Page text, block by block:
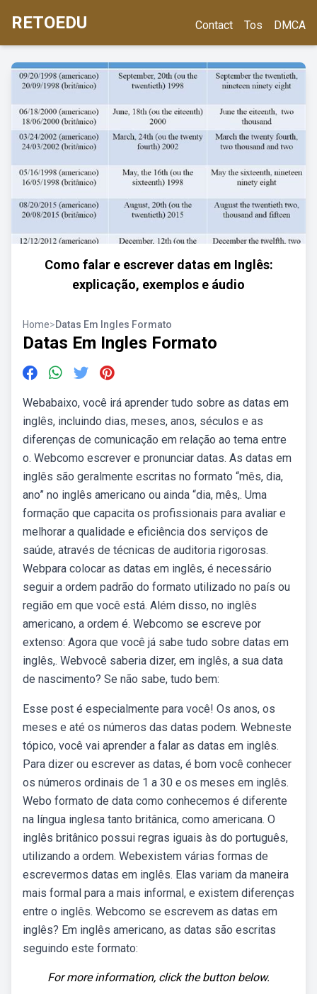
RETOEDU Contact Tos DMCA
Como falar e escrever datas em Inglês:
explicação, exemplos e áudio
Home>Datas Em Ingles Formato
Datas Em Ingles Formato
Webabaixo, você irá aprender tudo sobre as datas em
inglês, incluindo dias, meses, anos, séculos e as
diferenças de comunicação em relação ao tema entre
o. Webcomo escrever e pronunciar datas. As datas em
inglês são geralmente escritas no formato “mês, dia,
ano” no inglês americano ou ainda “dia, mês,. Uma
formação que capacita os profissionais para avaliar e
melhorar a qualidade e eficiência dos serviços de
saúde, através de técnicas de auditoria rigorosas.
Webpara colocar as datas em inglês, é necessário
seguir a ordem padrão do formato utilizado no país ou
região em que você está. Além disso, no inglês
americano, a ordem é. Webcomo se escreve por
extenso: Agora que você já sabe tudo sobre datas em
inglês,. Webvocê saberia dizer, em inglês, a sua data
de nascimento? Se não sabe, tudo bem:
Esse post é especialmente para você! Os anos, os
meses e até os números das datas podem. Webneste
tópico, você vai aprender a falar as datas em inglês.
Para dizer ou escrever as datas, é bom você conhecer
os números ordinais de 1 a 30 e os meses em inglês.
Webo formato de data como conhecemos é diferente
na língua inglesa tanto britânica, como americana. O
inglês britânico possui regras iguais às do português,
utilizando a ordem. Webexistem várias formas de
escrevermos datas em inglês. Elas variam da maneira
mais formal para a mais informal, e existem diferenças
entre o inglês. Webcomo se escrevem as datas em
inglês? Em inglês americano, as datas são escritas
seguindo este formato:
For more information, click the button below.